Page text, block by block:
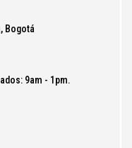
Bogotá
9am - 1pm.